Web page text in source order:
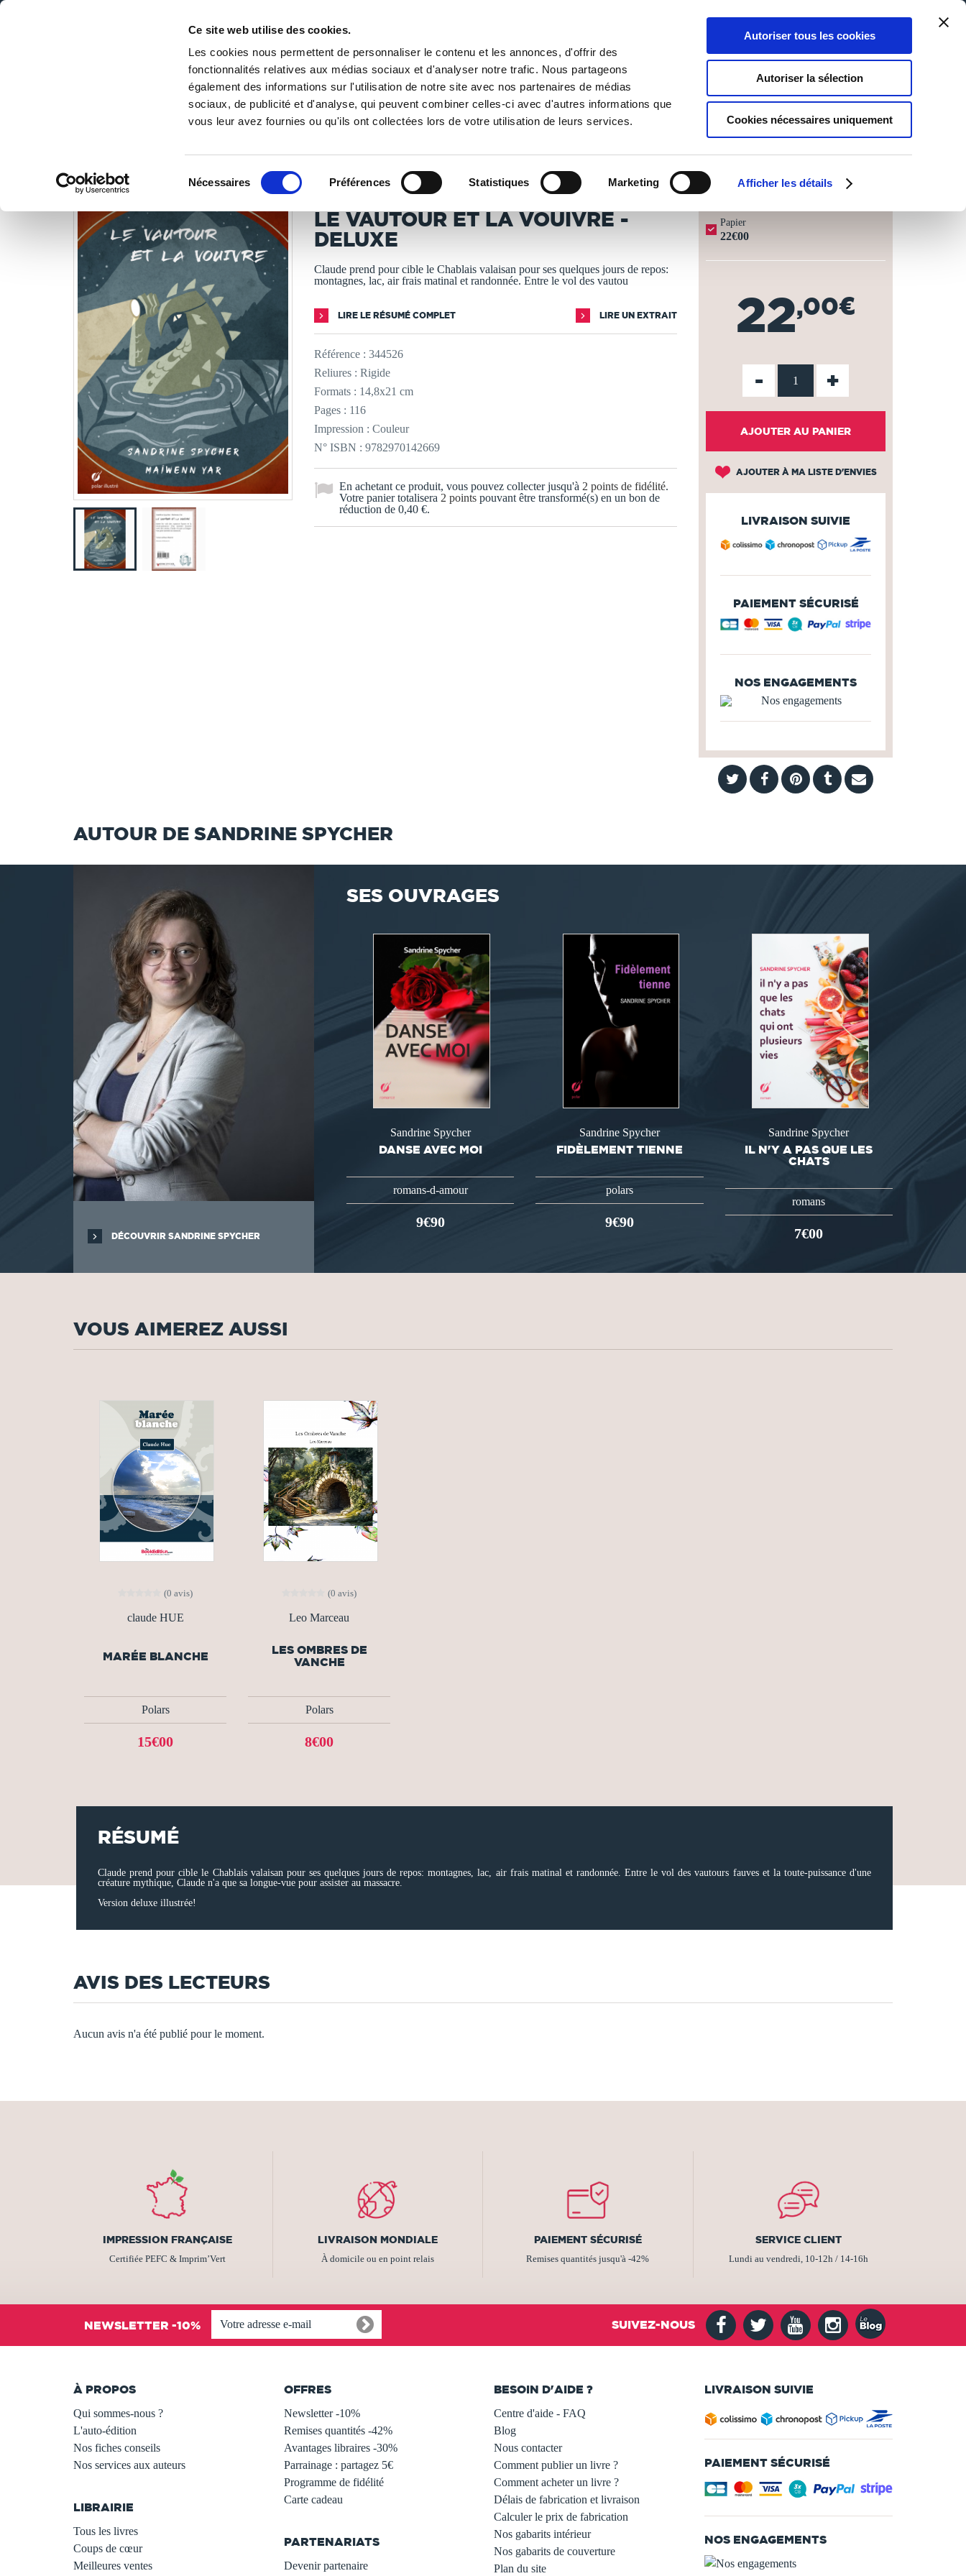
Ce site web utilise des cookies.
Les cookies nous permettent de personnaliser le contenu et les annonces, d'offrir des
fonctionnalités relatives aux médias sociaux et d'analyser notre trafic. Nous partageons
également des informations sur l'utilisation de notre site avec nos partenaires de médias
sociaux, de publicité et d'analyse, qui peuvent combiner celles-ci avec d'autres informations que
vous leur avez fournies ou qu'ils ont collectées lors de votre utilisation de leurs services.
Nécessaires Préférences Statistiques Marketing Afficher les détails
Autoriser tous les cookies
Autoriser la sélection
Cookies nécessaires uniquement
DE LA PAGE BLANCHE... AU BEST SELLER
0
Panier
0
Ma liste
Connexion
PUBLIER UN LIVRE LIBRAIRIE
/ Policier Polars / Le Vautour et la Vouivre - deluxe
LES LIVRES SONT IMPRIMÉS À LA DEMANDE - DÉLAI ACTUEL : 3 À 5 JOURS OUVRÉS ⏱️
Sandrine Spycher
LE VAUTOUR ET LA VOUIVRE -
DELUXE
Claude prend pour cible le Chablais valaisan pour ses quelques jours de repos:
montagnes, lac, air frais matinal et randonnée. Entre le vol des vautou
LIRE LE RÉSUMÉ COMPLET LIRE UN EXTRAIT
Référence : 344526
Reliures : Rigide
Formats : 14,8x21 cm
Pages : 116
Impression : Couleur
N° ISBN : 9782970142669
En achetant ce produit, vous pouvez collecter jusqu'à 2 points de fidélité.
Votre panier totalisera 2 points pouvant être transformé(s) en un bon de
réduction de 0,40 €.
Papier
22€00
22,00€
- +
AJOUTER AU PANIER
AJOUTER À MA LISTE D'ENVIES
LIVRAISON SUIVIE
PAIEMENT SÉCURISÉ
NOS ENGAGEMENTS
AUTOUR DE SANDRINE SPYCHER
DÉCOUVRIR SANDRINE SPYCHER
SES OUVRAGES
Sandrine Spycher
DANSE AVEC MOI
romans-d-amour
9€90
Sandrine Spycher
FIDÈLEMENT TIENNE
polars
9€90
Sandrine Spycher
IL N'Y A PAS QUE LES
CHATS
romans
7€00
VOUS AIMEREZ AUSSI
(0 avis)
claude HUE
MARÉE BLANCHE
Polars
15€00
(0 avis)
Leo Marceau
LES OMBRES DE
VANCHE
Polars
8€00
RÉSUMÉ
Claude prend pour cible le Chablais valaisan pour ses quelques jours de repos: montagnes, lac, air frais matinal et randonnée. Entre le vol des vautours fauves et la toute-puissance d'une
créature mythique, Claude n'a que sa longue-vue pour assister au massacre.
Version deluxe illustrée!
AVIS DES LECTEURS
Aucun avis n'a été publié pour le moment.
IMPRESSION FRANÇAISE
Certifiée PEFC & Imprim’Vert
LIVRAISON MONDIALE
À domicile ou en point relais
PAIEMENT SÉCURISÉ
Remises quantités jusqu'à -42%
SERVICE CLIENT
Lundi au vendredi, 10-12h / 14-16h
NEWSLETTER -10% SUIVEZ-NOUS
À PROPOS
Qui sommes-nous ?
L'auto-édition
Nos fiches conseils
Nos services aux auteurs
LIBRAIRIE
Tous les livres
Coups de cœur
Meilleures ventes
OFFRES
Newsletter -10%
Remises quantités -42%
Avantages libraires -30%
Parrainage : partagez 5€
Programme de fidélité
Carte cadeau
PARTENARIATS
Devenir partenaire
BESOIN D'AIDE ?
Centre d'aide - FAQ
Blog
Nous contacter
Comment publier un livre ?
Comment acheter un livre ?
Délais de fabrication et livraison
Calculer le prix de fabrication
Nos gabarits intérieur
Nos gabarits de couverture
Plan du site
LIVRAISON SUIVIE
PAIEMENT SÉCURISÉ
NOS ENGAGEMENTS